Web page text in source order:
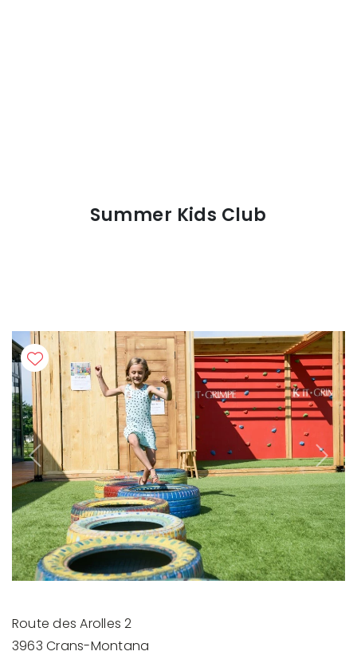
Summer Kids Club
Previous Next
Route des Arolles 2
3963 Crans-Montana